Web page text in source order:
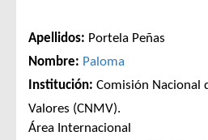
Apellidos: Portela Peñas
Nombre: Paloma
Institución: Comisión Nacional
Valores (CNMV).
Área Internacional